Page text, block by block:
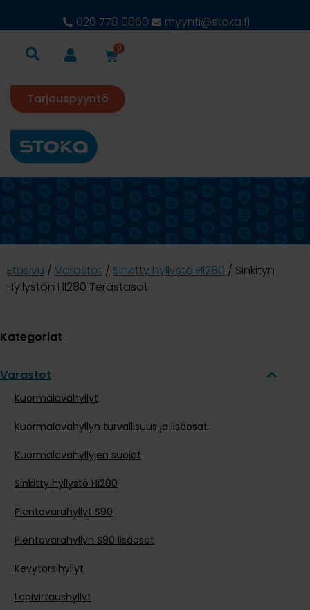
020 778 0860 myynti@stoka.fi
0
Tarjouspyyntö
Etusivu / Varastot / Sinkitty hyllystö Hi280 / Sinkityn
Hyllystön HI280 Terästasot
Kategoriat
Varastot
Kuormalavahyllyt
Kuormalavahyllyn turvallisuus ja lisäosat
Kuormalavahyllyjen suojat
Sinkitty hyllystö Hi280
Pientavarahyllyt S90
Pientavarahyllyn S90 lisäosat
Kevytorsihyllyt
Läpivirtaushyllyt